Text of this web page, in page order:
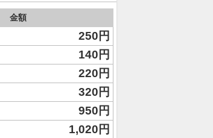
金額
250円
140円
220円
320円
950円
1,020円